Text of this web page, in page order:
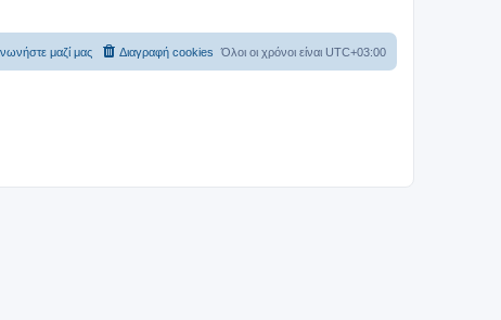
Όλοι οι χρόνοι είναι UTC+03:00
Διαγραφή cookies
μαζί μας